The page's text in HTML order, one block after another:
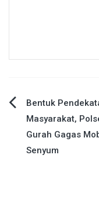
Navigasi
pos
Bentuk
Masyarakat,
Gurah Gagas
Senyum